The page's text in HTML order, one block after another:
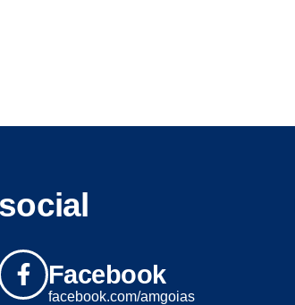
social
Facebook
facebook.com/amgoias